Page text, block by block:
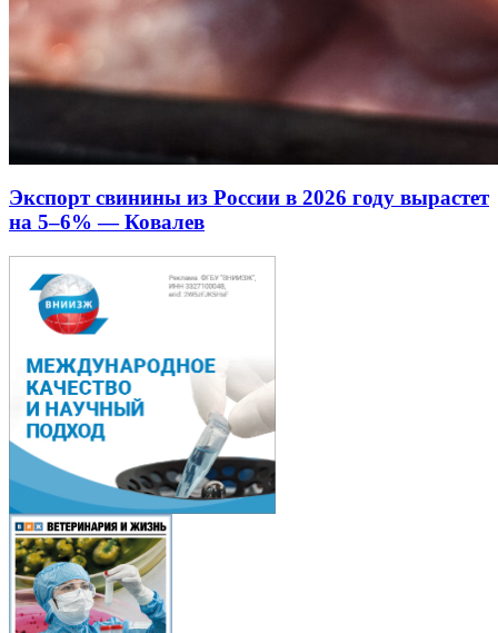
Экспорт свинины из России в 2026 году вырастет
на 5–6% — Ковалев